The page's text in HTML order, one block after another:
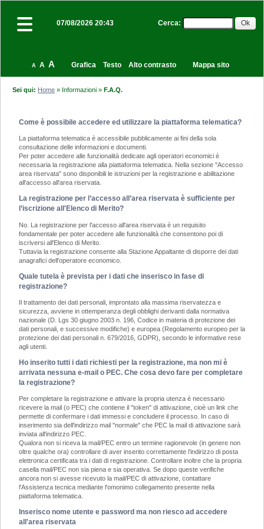
07/08/2026 20:43 Cerca:
A A A Grafica Testo Alto contrasto Mappa sito
Sei qui: Home » Informazioni »F.A.Q.
Come è possibile accedere ed utilizzare la piattaforma telematica?
La piattaforma telematica è accessibile pubblicamente ai fini della sola
consultazione delle informazioni e documenti.
Per poter accedere alle funzionalità dedicate agli operatori economici è
necessaria la registrazione alla piattaforma telematica. Nella sezione "Accesso
area riservata" sono disponibili le istruzioni per la registrazione e abilitazione
all'accesso all'area riservata.
La registrazione per l’accesso all’area riservata è sufficiente per
l’iscrizione all'Elenco di Merito?
No. La registrazione per l'accesso all'area riservata è un requisito
fondamentale per poter accedere alle funzionalità che consentono poi di
iscriversi all'Elenco di Merito.
Tuttavia la registrazione consente alla Stazione Appaltante di disporre dei dati
anagrafici dell'operatore economico.
Quale tutela è prevista per i dati che inserisco in fase di
registrazione?
Il trattamento dei dati personali, improntato alla massima riservatezza e
sicurezza, avviene in ottemperanza degli obblighi derivanti dalla normativa
nazionale (D. Lgs 30 giugno 2003 n. 196, Codice in materia di protezione dei
dati personali, e successive modifiche) e europea (Regolamento europeo per la
protezione dei dati personali n. 679/2016, GDPR), secondo le informative rese
agli utenti.
Ho inserito tutti i dati richiesti per la registrazione, ma non mi è
arrivata nessuna e-mail o PEC. Che cosa devo fare per completare
la registrazione?
Per completare la registrazione e attivare la propria utenza è necessario
ricevere la mail (o PEC) che contiene il "token" di attivazione, cioè un link che
permette di confermare i dati immessi e concludere il processo. In caso di
inserimento sia dell'indirizzo mail "normale" che PEC la mail di attivazione sarà
inviata all'indirizzo PEC.
Qualora non si riceva la mail/PEC entro un termine ragionevole (in genere non
oltre qualche ora) controllare di aver inserito correttamente l’indirizzo di posta
elettronica certificata tra i dati di registrazione. Controllare inoltre che la propria
casella mail/PEC non sia piena e sia operativa. Se dopo queste verifiche
ancora non si avesse ricevuto la mail/PEC di attivazione, contattare
l'Assistenza tecnica mediante l'omonimo collegamento presente nella
piattaforma telematica.
Inserisco nome utente e password ma non riesco ad accedere
all'area riservata